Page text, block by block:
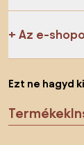
Az e-
Ezt ne hagyd
Termékek